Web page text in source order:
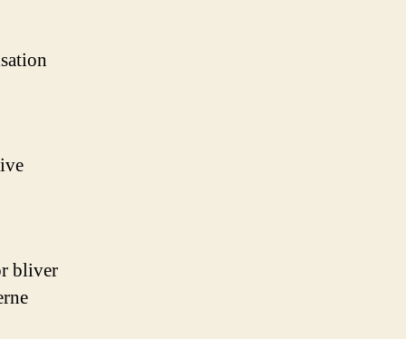
bliver